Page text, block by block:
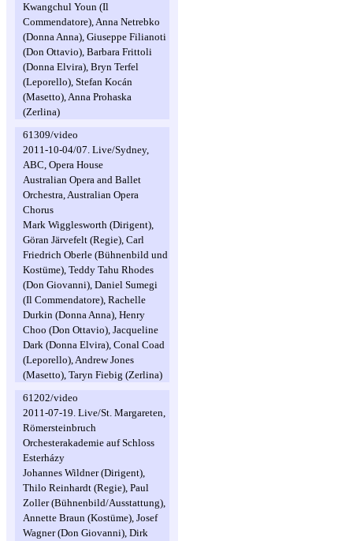
Kwangchul Youn (Il
Commendatore), Anna Netrebko
(Donna Anna), Giuseppe Filianoti
(Don Ottavio), Barbara Frittoli
(Donna Elvira), Bryn Terfel
(Leporello), Stefan Kocán
(Masetto), Anna Prohaska
(Zerlina)
61309/video
2011-10-04/07. Live/Sydney,
ABC, Opera House
Australian Opera and Ballet
Orchestra, Australian Opera
Chorus
Mark Wigglesworth (Dirigent),
Göran Järvefelt (Regie), Carl
Friedrich Oberle (Bühnenbild und
Kostüme), Teddy Tahu Rhodes
(Don Giovanni), Daniel Sumegi
(Il Commendatore), Rachelle
Durkin (Donna Anna), Henry
Choo (Don Ottavio), Jacqueline
Dark (Donna Elvira), Conal Coad
(Leporello), Andrew Jones
(Masetto), Taryn Fiebig (Zerlina)
61202/video
2011-07-19. Live/St. Margareten,
Römersteinbruch
Orchesterakademie auf Schloss
Esterházy
Johannes Wildner (Dirigent),
Thilo Reinhardt (Regie), Paul
Zoller (Bühnenbild/Ausstattung),
Annette Braun (Kostüme), Josef
Wagner (Don Giovanni), Dirk